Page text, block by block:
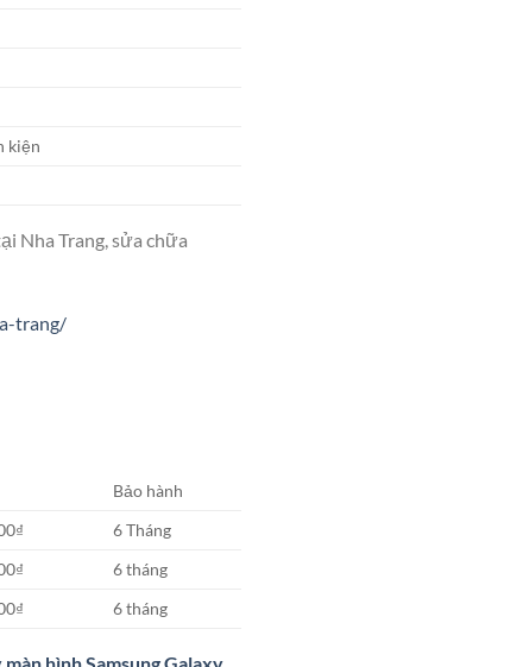
kiện
Nha Trang, sửa chữa
trang/
Bảo hành
6 Tháng
6 tháng
6 tháng